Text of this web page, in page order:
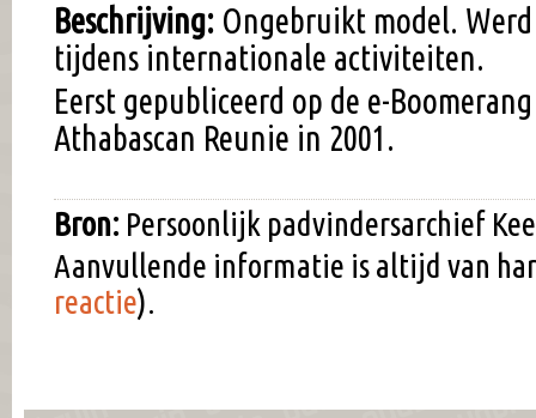
Beschrijving: Ongebruikt model.
tijdens internationale activiteiten.
Eerst gepubliceerd op de e-
Athabascan Reunie in 2001.
Bron: Persoonlijk padvindersarchief
Aanvullende informatie is altijd van
reactie).